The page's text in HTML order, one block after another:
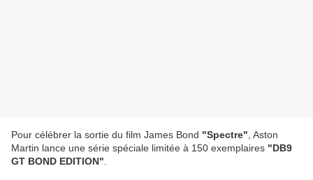
Pour célébrer la sortie du film James Bond "Spectre" , Aston
Martin lance une série spéciale limitée à 150 exemplaires "DB9
GT BOND EDITION"